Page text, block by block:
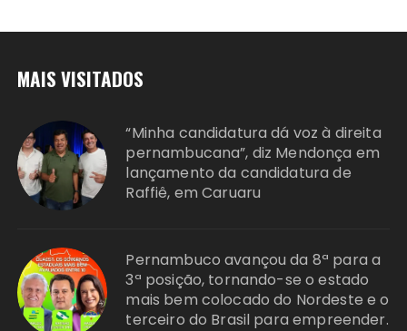
MAIS VISITADOS
“Minha candidatura dá voz à direita
pernambucana”, diz Mendonça em
lançamento da candidatura de
Raffiê, em Caruaru
Pernambuco avançou da 8ª para a
3ª posição, tornando-se o estado
mais bem colocado do Nordeste e o
terceiro do Brasil para empreender.